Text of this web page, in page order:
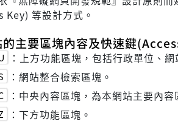
Key) 等設計方式。
主要區塊內容及快速鍵
：上方功能區塊，包括行政單位、網
：網站整合檢索區塊。
：中央內容區塊，為本網站主要內容
：下方功能區塊。